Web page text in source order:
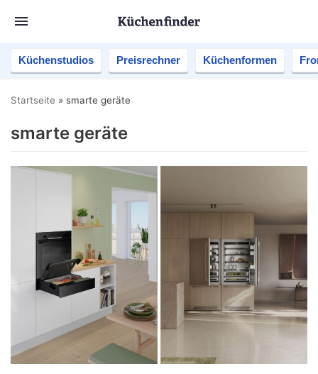
Küchenstudios Preisrechner Küchenformen
Startseite » smarte geräte
smarte geräte